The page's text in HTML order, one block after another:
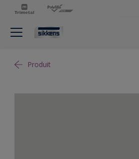
Produit